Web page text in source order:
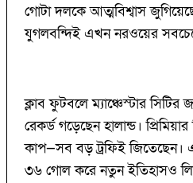
গোটা দলকে আত্মবিশ্বাস
যুগলবন্দিই এখন নরওয়ের
ক্লাব ফুটবলে ম্যাঞ্চেস্টার
রেকর্ড গড়েছেন হালান্ড।
কাপ—সব বড় ট্রফিই জিতেছেন।
৩৬ গোল করে নতুন ইতিহাসও